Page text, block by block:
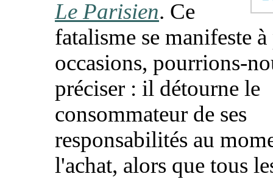
Le Parisien. Ce
fatalisme se manifeste
occasions, pourrions-
préciser : il détourne le
consommateur de ses
responsabilités au
l'achat, alors que tous